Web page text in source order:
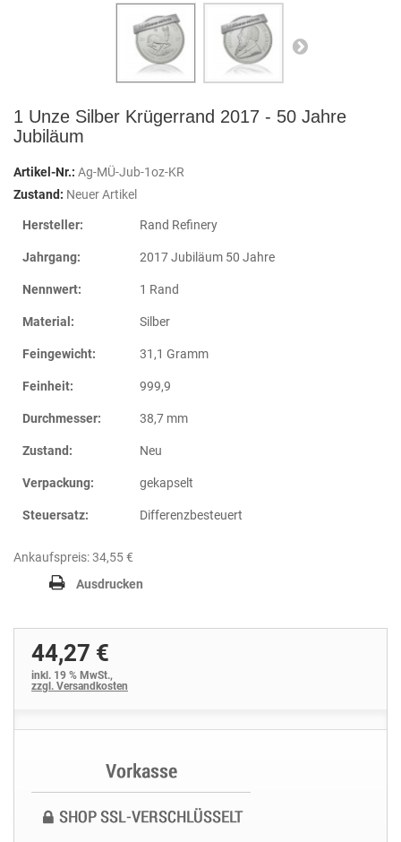
1 Unze Silber Krügerrand 2017 - 50 Jahre
Jubiläum
Artikel-Nr.: Ag-MÜ-Jub-1oz-KR
Zustand: Neuer Artikel
Hersteller: Rand Refinery
Jahrgang: 2017 Jubiläum 50 Jahre
Nennwert: 1 Rand
Material: Silber
Feingewicht: 31,1 Gramm
Feinheit: 999,9
Durchmesser: 38,7 mm
Zustand: Neu
Verpackung: gekapselt
Steuersatz: Differenzbesteuert
Ankaufspreis: 34,55 €
Ausdrucken
44,27 €
inkl. 19 % MwSt.,
zzgl. Versandkosten